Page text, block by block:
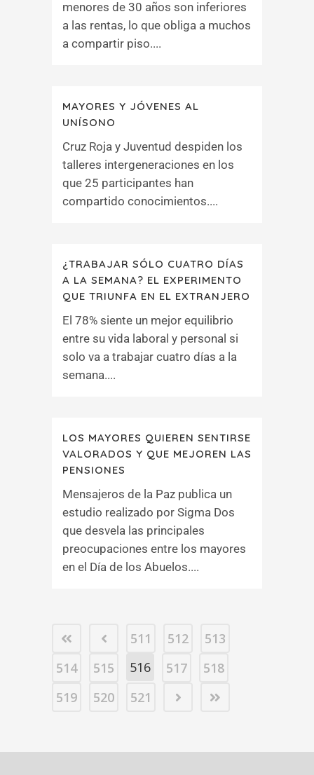
menores de 30 años son inferiores
a las rentas, lo que obliga a muchos
a compartir piso....
MAYORES Y JÓVENES AL
UNÍSONO
Cruz Roja y Juventud despiden los
talleres intergeneraciones en los
que 25 participantes han
compartido conocimientos....
¿TRABAJAR SÓLO CUATRO DÍAS
A LA SEMANA? EL EXPERIMENTO
QUE TRIUNFA EN EL EXTRANJERO
El 78% siente un mejor equilibrio
entre su vida laboral y personal si
solo va a trabajar cuatro días a la
semana....
LOS MAYORES QUIEREN SENTIRSE
VALORADOS Y QUE MEJOREN LAS
PENSIONES
Mensajeros de la Paz publica un
estudio realizado por Sigma Dos
que desvela las principales
preocupaciones entre los mayores
en el Día de los Abuelos....
511 512
513
514
515 516 517
518
519
520 521